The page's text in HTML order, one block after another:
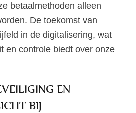
betaalmethoden alleen
De toekomst van
in de digitalisering, wat
en controle biedt over onze
EN
BIJ